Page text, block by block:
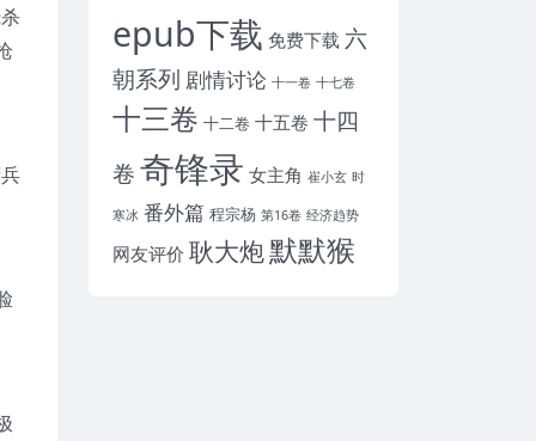
epub下载 免费下载 六
朝系列 剧情讨论 十一卷 十七卷
十三卷 十二卷 十五卷 十四
卷奇锋录 女主角 崔小玄 时
寒冰 番外篇 程宗杨 第16卷 经济趋势
网友评价 耿大炮默默猴